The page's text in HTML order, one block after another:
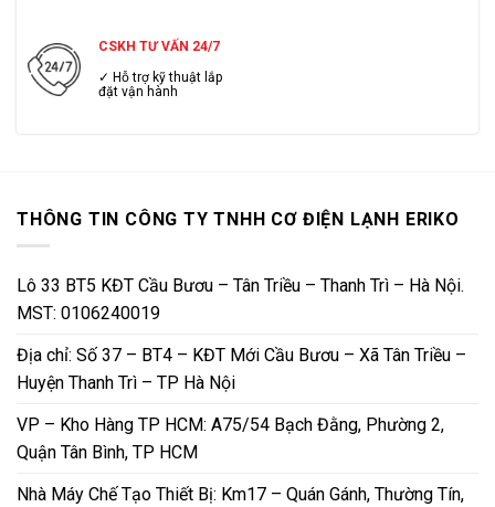
CSKH TƯ VẤN 24/7
✓ Hỗ trợ kỹ thuật lắp
đặt vận hành
THÔNG TIN CÔNG TY TNHH CƠ ĐIỆN LẠNH ERIKO
Lô 33 BT5 KĐT Cầu Bươu – Tân Triều – Thanh Trì – Hà Nội.
MST: 0106240019
Địa chỉ: Số 37 – BT4 – KĐT Mới Cầu Bươu – Xã Tân Triều –
Huyện Thanh Trì – TP Hà Nội
VP – Kho Hàng TP HCM: A75/54 Bạch Đằng, Phường 2,
Quận Tân Bình, TP HCM
Nhà Máy Chế Tạo Thiết Bị: Km17 – Quán Gánh, Thường Tín,